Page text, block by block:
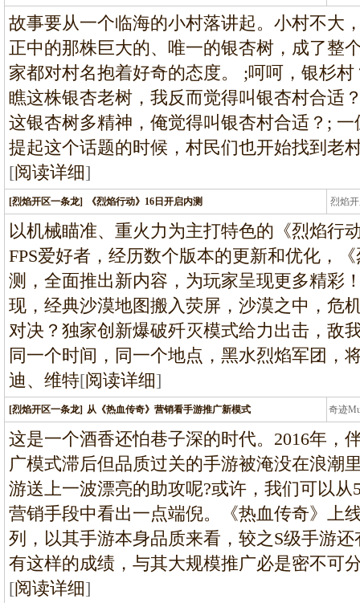
条
故事要从一个临海的小村落讲起。小村不大
正中的那株巨大的、唯一的银杏树，成了整
家都对村名抱着好奇的态度。 ;呵呵，银杉
瞧这株银杏老树，我反而觉得叫银杏村合适
这银杏树多精神，俺觉得叫银杏村合适？;
提起这个话题的时候，村民们也开始找到老
[阅读详细]
[烈焰开区一条龙] 《烈焰行动》16日开启内测 烈焰
龙
以机械瞄准、重火力为主打特色的《烈焰行
FPS爱好者，经历数个版本的更新和优化，
测，全面推出新内容，为玩家呈现更多精彩
现，经典沙漠地图搬入荧屏，沙漠之中，危
对决？独家创新爆破歼灭模式给力出击，敌
同一个时间，同一个地点，黑水烈焰军团，
迪、维特[阅读详细]
[烈焰开区一条龙] 从《热血传奇》营销看手游推广新模式 奇迹
条
这是一个酒香还怕巷子深的时代。2016年，
广模式滞后但品质过关的手游被淹没在浪潮
游送上一波漂亮的助攻呢?或许，我们可以
营销手段中看出一点端倪。《热血传奇》上
列，以其手游本身品质来看，较之S级手游
有这样的成绩，与其大规模推广必是密不可
[阅读详细]